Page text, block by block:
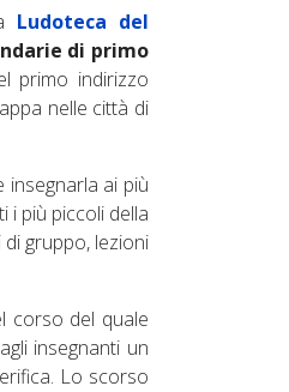
Ludoteca del
di primo
primo indirizzo
nelle città di
insegnarla ai più
i più piccoli della
gruppo, lezioni
corso del quale
insegnanti un
Lo scorso